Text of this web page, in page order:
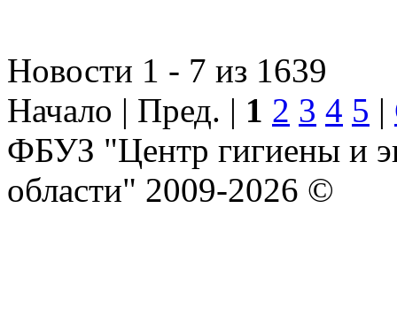
Новости 1 - 7 из 1639
Начало | Пред. | 1 2 3 4 5 |
ФБУЗ "Центр гигиены и
области" 2009-2026 ©